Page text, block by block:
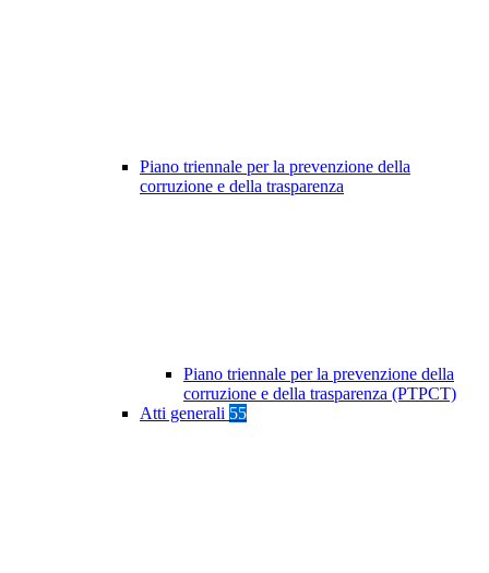
Piano triennale per la prevenzione della
corruzione e della trasparenza
Piano triennale per la prevenzione della
corruzione e della trasparenza (PTPCT)
Atti generali 55